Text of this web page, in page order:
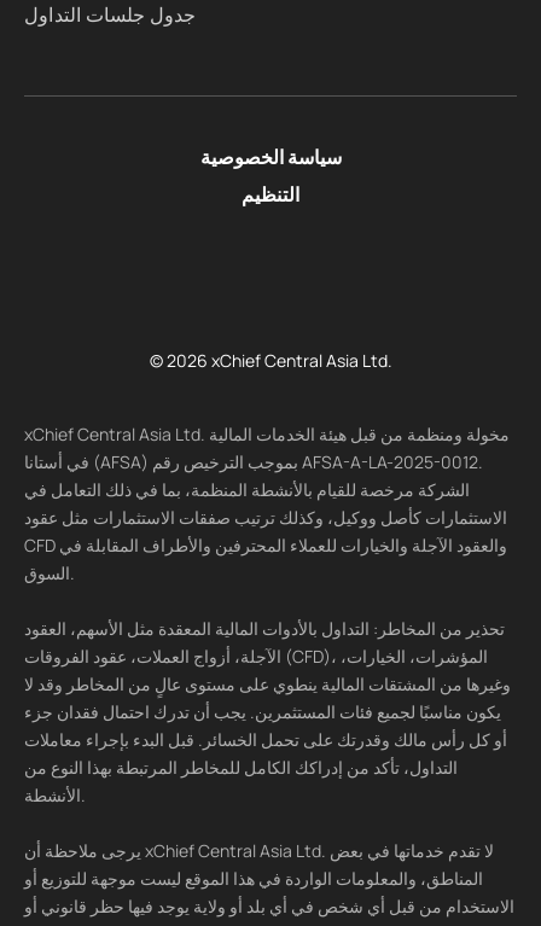
جدول جلسات التداول
سياسة الخصوصية
التنظيم
© 2026 xChief Central Asia Ltd.
xChief Central Asia Ltd. مخولة ومنظمة من قبل هيئة الخدمات المالية
في أستانا (AFSA) بموجب الترخيص رقم AFSA-A-LA-2025-0012.
الشركة مرخصة للقيام بالأنشطة المنظمة، بما في ذلك التعامل في
الاستثمارات كأصل ووكيل، وكذلك ترتيب صفقات الاستثمارات مثل عقود
CFD والعقود الآجلة والخيارات للعملاء المحترفين والأطراف المقابلة في
السوق.
تحذير من المخاطر: التداول بالأدوات المالية المعقدة مثل الأسهم، العقود
الآجلة، أزواج العملات، عقود الفروقات (CFD)، المؤشرات، الخيارات،
وغيرها من المشتقات المالية ينطوي على مستوى عالٍ من المخاطر وقد لا
يكون مناسبًا لجميع فئات المستثمرين. يجب أن تدرك احتمال فقدان جزء
أو كل رأس مالك وقدرتك على تحمل الخسائر. قبل البدء بإجراء معاملات
التداول، تأكد من إدراكك الكامل للمخاطر المرتبطة بهذا النوع من
الأنشطة.
يرجى ملاحظة أن xChief Central Asia Ltd. لا تقدم خدماتها في بعض
المناطق، والمعلومات الواردة في هذا الموقع ليست موجهة للتوزيع أو
الاستخدام من قبل أي شخص في أي بلد أو ولاية يوجد فيها حظر قانوني أو